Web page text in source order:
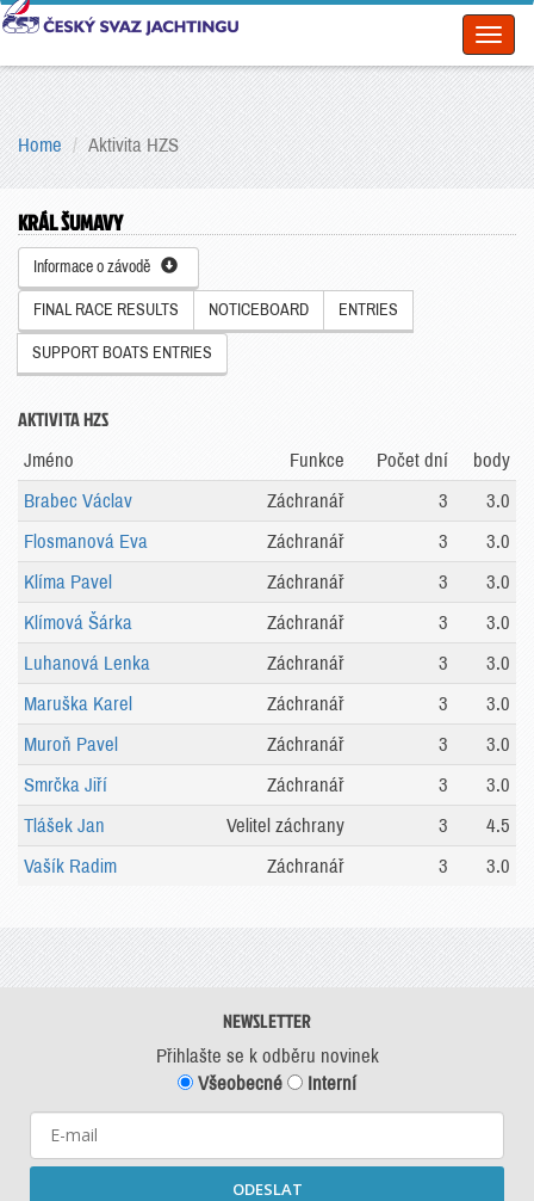
Home Aktivita HZS
KRÁL ŠUMAVY
Informace o závodě
FINAL RACE RESULTS NOTICEBOARD ENTRIES
SUPPORT BOATS ENTRIES
AKTIVITA HZS
Jméno Funkce Počet dní
body
Brabec Václav
Záchranář 3
3.0
Flosmanová Eva
Záchranář 3
3.0
Klíma Pavel
Záchranář 3
3.0
Klímová Šárka
Záchranář 3
3.0
Luhanová Lenka
Záchranář 3
3.0
Maruška Karel
Záchranář 3
3.0
Muroň Pavel
Záchranář 3
3.0
Smrčka Jiří
Záchranář 3
3.0
Tlášek Jan
Velitel záchrany 3
4.5
Vašík Radim
Záchranář 3 3.0
NEWSLETTER
Přihlašte se k odběru novinek
Všeobecné
Interní
ODESLAT